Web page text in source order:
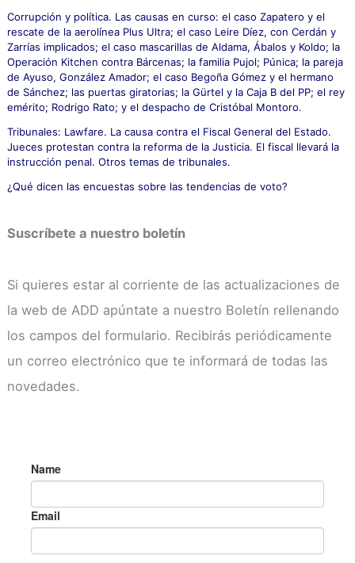
Corrupción y política. Las causas en curso: el caso Zapatero y el
rescate de la aerolínea Plus Ultra; el caso Leire Díez, con Cerdán y
Zarrías implicados; el caso mascarillas de Aldama, Ábalos y Koldo; la
Operación Kitchen contra Bárcenas; la familia Pujol; Púnica; la pareja
de Ayuso, González Amador; el caso Begoña Gómez y el hermano
de Sánchez; las puertas giratorias; la Gürtel y la Caja B del PP; el rey
emérito; Rodrigo Rato; y el despacho de Cristóbal Montoro.
Tribunales: Lawfare. La causa contra el Fiscal General del Estado.
Jueces protestan contra la reforma de la Justicia. El fiscal llevará la
instrucción penal. Otros temas de tribunales.
¿Qué dicen las encuestas sobre las tendencias de voto?
Suscríbete a nuestro boletín
Si quieres estar al corriente de las actualizaciones de
la web de ADD apúntate a nuestro Boletín rellenando
los campos del formulario. Recibirás periódicamente
un correo electrónico que te informará de todas las
novedades.